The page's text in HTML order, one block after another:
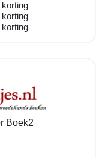
korting
korting
korting
Boek2